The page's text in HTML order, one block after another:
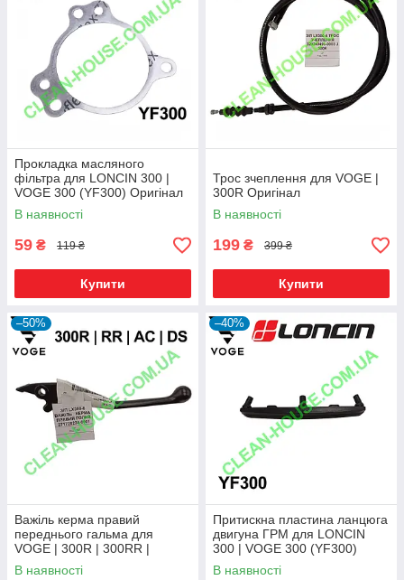
Прокладка масляного
фільтра для LONCIN 300 |
VOGE 300 (YF300) Оригінал
В наявності
59 ₴ 119 ₴
Купити
Трос зчеплення для VOGE |
300R Оригінал
В наявності
199 ₴ 399 ₴
Купити
–50%
Важіль керма правий
переднього гальма для
VOGE | 300R | 300RR |
300AC | 300DS Оригінал
В наявності
–40%
Притискна пластина ланцюга
двигуна ГРМ для LONCIN
300 | VOGE 300 (YF300)
Оригінал
В наявності